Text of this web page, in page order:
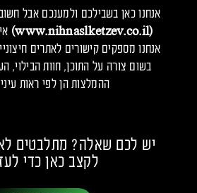
אנחנו כאן בשבילכם ולמענכם אבל
(www.nihnaslketzev.co.il)
אנחנו מספקים קישורים לאתרים
בשום צורה על התוכן, חוות הבילוי,
ההמלצות הן לפי ראות
יש לכם שאלה? מתלבטים
לקצב כאן כדי